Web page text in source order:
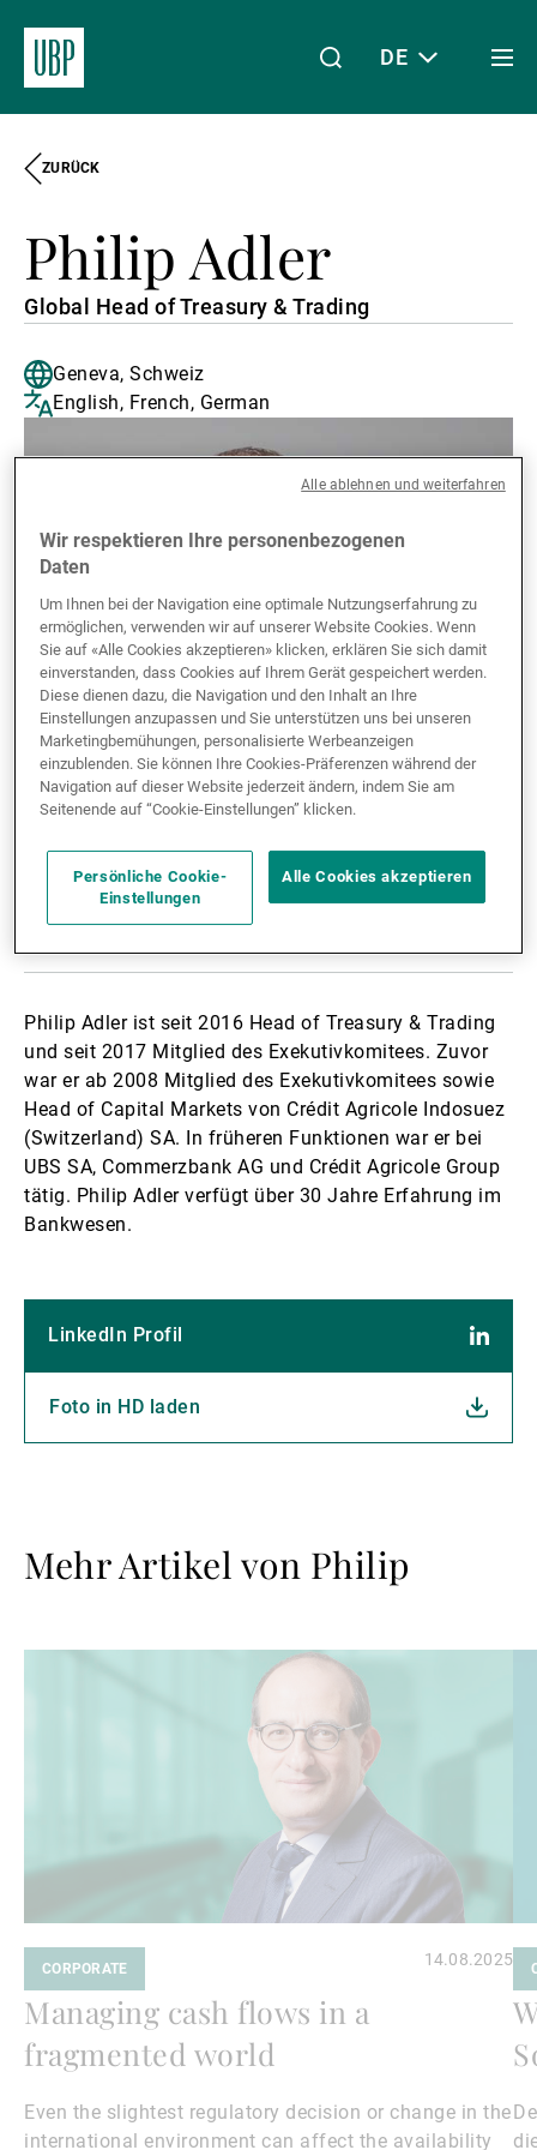
Über uns
Wealth Management
Asset Management
Nachrichten und Insights
Kontakte
DE
ZURÜCK
Philip Adler
Global Head of Treasury & Trading
Geneva, Schweiz
English, French, German
Biografie teilen:Teilen
Linkedin
Twitter
Facebook
Philip Adler ist seit 2016 Head of Treasury & Trading
und seit 2017 Mitglied des Exekutivkomitees. Zuvor
war er ab 2008 Mitglied des Exekutivkomitees sowie
Head of Capital Markets von Crédit Agricole Indosuez
(Switzerland) SA. In früheren Funktionen war er bei
UBS SA, Commerzbank AG und Crédit Agricole Group
tätig. Philip Adler verfügt über 30 Jahre Erfahrung im
Bankwesen.
LinkedIn Profil
Foto in HD laden
Mehr Artikel von Philip
CORPORATE 14.08.2025
Managing cash flows in a
fragmented world
Even the slightest regulatory decision or change in the
international environment can affect the availability
Wir respektieren Ihre personenbezogenen
Daten
Um Ihnen bei der Navigation eine optimale Nutzungserfahrung zu
ermöglichen, verwenden wir auf unserer Website Cookies. Wenn
Sie auf «Alle Cookies akzeptieren» klicken, erklären Sie sich damit
einverstanden, dass Cookies auf Ihrem Gerät gespeichert werden.
Diese dienen dazu, die Navigation und den Inhalt an Ihre
Einstellungen anzupassen und Sie unterstützen uns bei unseren
Marketingbemühungen, personalisierte Werbeanzeigen
einzublenden. Sie können Ihre Cookies-Präferenzen während der
Navigation auf dieser Website jederzeit ändern, indem Sie am
Seitenende auf “Cookie-Einstellungen” klicken.
Persönliche Cookie-
Einstellungen
Alle Cookies akzeptieren
Alle ablehnen und weiterfahren